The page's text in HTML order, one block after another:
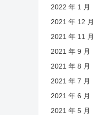
2022 年 1 月
2021 年 12 月
2021 年 11 月
2021 年 9 月
2021 年 8 月
2021 年 7 月
2021 年 6 月
2021 年 5 月